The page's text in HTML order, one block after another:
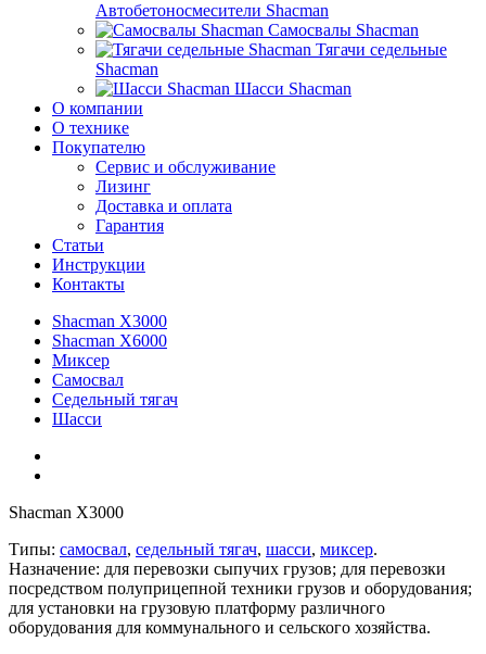
Автобетоносмесители Shacman
Самосвалы Shacman
Тягачи седельные
Shacman
Шасси Shacman
О компании
О технике
Покупателю
Сервис и обслуживание
Лизинг
Доставка и оплата
Гарантия
Статьи
Инструкции
Контакты
Shacman X3000
Shacman X6000
Миксер
Самосвал
Седельный тягач
Шасси
Shacman X3000
Типы: самосвал, седельный тягач, шасси, миксер.
Назначение: для перевозки сыпучих грузов; для перевозки
посредством полуприцепной техники грузов и оборудования;
для установки на грузовую платформу различного
оборудования для коммунального и сельского хозяйства.